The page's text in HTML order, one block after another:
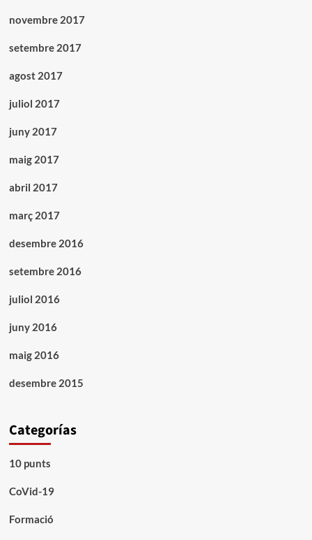
novembre 2017
setembre 2017
agost 2017
juliol 2017
juny 2017
maig 2017
abril 2017
març 2017
desembre 2016
setembre 2016
juliol 2016
juny 2016
maig 2016
desembre 2015
Categorías
10 punts
CoVid-19
Formació